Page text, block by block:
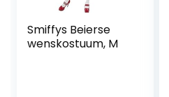
Smiffys Beierse
wenskostuum, M